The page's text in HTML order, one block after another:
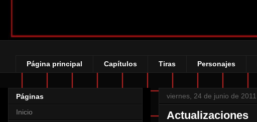
Página principal Capítulos Tiras Personajes
viernes, 24 de junio de 2011
Actualizaciones
Páginas
Inicio